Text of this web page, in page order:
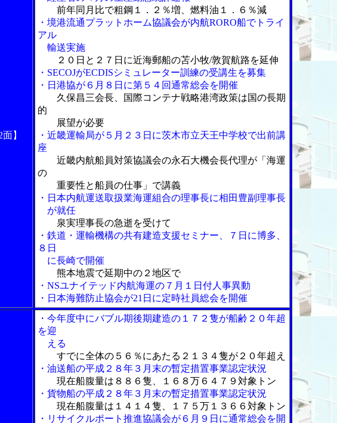
】
前年同月比で粗鋼１．２％増、燃料油１．６％減
・境港流通プラットホーム協議会が内航RORO船でトライ
アル
輸送実施
２０日と２７日に近海郵船の苫小牧/敦賀航路を延伸
・SECOJがECDISシミュレーター訓練の受講生を募集
・日港協が６月８日に第５４回通常総会を開催
久保昌三会長、国際コンテナ戦略港湾政策は国の長期
的
展望が必要
・近畿運輸局が５月２３日に茨木市立天王中学校で出前講
座
近畿内航船員対策協議会の永石大機会長代理が「海運
の
重要性と船員の仕事」で講義
・日本内航運送取扱業海運組合の理事長に相田豊副理事長
が就任
泉実理事長の急逝を受けて
・鉄道・運輸機構の共有建造支援セミナー、７日に博多、
８日
に長崎で開催
熊本地震で延期中の２地区で
・NSユナイテッド内航海運の７月１日付人事異動
・日本海難防止協会が21日に定時社員総会を開催
・今年度中にバブル期後期建造の１７２隻が船齢２０年超
を迎
える
すでに全体の５６％にあたる２１３４隻が２０年超え
・油送船の平成２８年３月末の暫定措置事業認定状況
現在船腹量は８８６隻、１６８万６４７９対象トン
・貨物船の平成２８年３月末の暫定措置事業認定状況
現在船腹量は１４１４隻、１７５万１３６６対象トン
・リサイクルポート推進協議会が６月９日に通常総会を開